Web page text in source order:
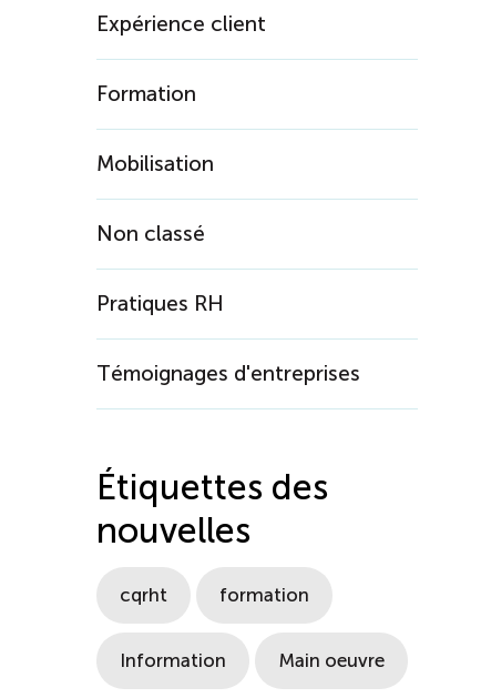
Expérience client
Formation
Mobilisation
Non classé
Pratiques RH
Témoignages d'entreprises
Étiquettes des
nouvelles
cqrht formation
Information Main oeuvre